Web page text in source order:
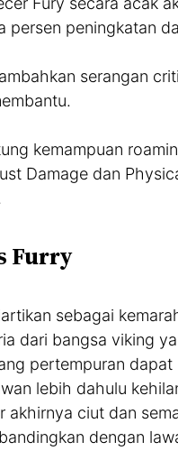
persen peningkatan
serangan
kemampuan
Damage dan
Furry
sebagai
dari bangsa viking
pertempuran
lebih dahulu
akhirnya ciut dan
dengan